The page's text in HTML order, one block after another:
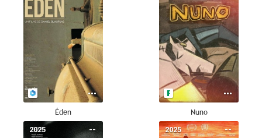
Éden Nuno
--
2025 --
2025